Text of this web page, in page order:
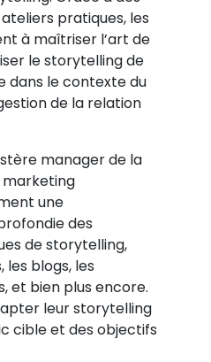
pratiques, les
à maîtriser l’art de
le storytelling de
dans le contexte du
de la relation
manager de la
une
des
de storytelling,
les blogs, les
et bien plus encore.
leur storytelling
cible et des objectifs